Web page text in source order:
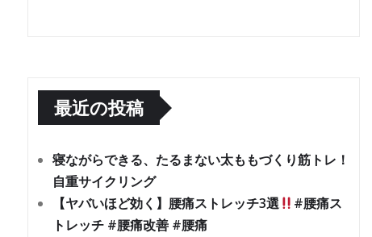
最近の投稿
寝ながらできる、たるまない太ももづくり筋トレ！
自重サイクリング
【ヤバいほど効く】腰痛ストレッチ3選
#腰痛ス
トレッチ #腰痛改善 #腰痛